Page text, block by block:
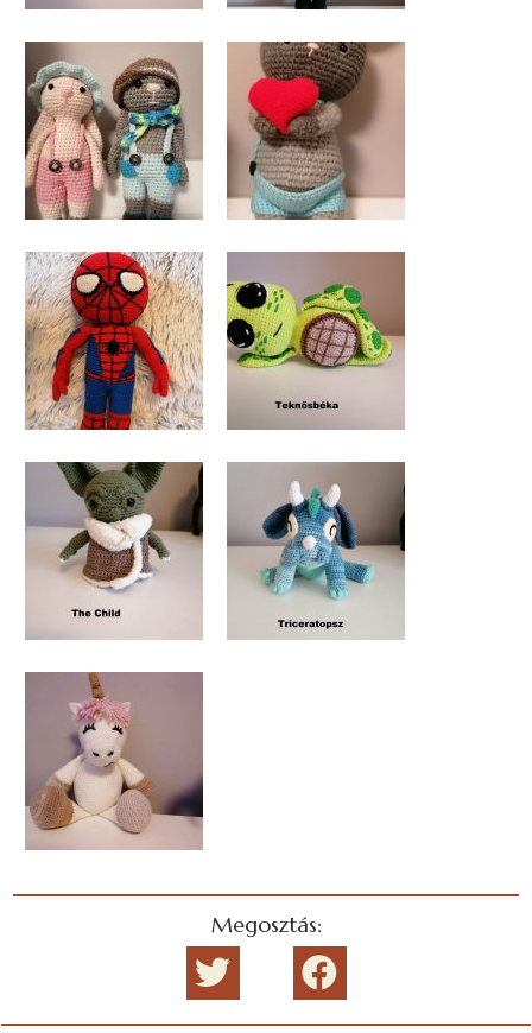
Megosztás: